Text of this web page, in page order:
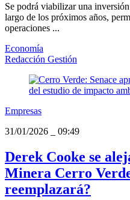
Se podrá viabilizar una
largo de los próximos años,
operaciones ...
Economía
Redacción Gestión
Empresas
31/01/2026
09:49
Derek Cooke se
Minera Cerro
reemplazará?